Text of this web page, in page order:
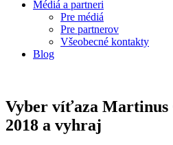
Médiá a partneri
Pre médiá
Pre partnerov
Všeobecné kontakty
Blog
Vyber víťaza Martinus
2018 a vyhraj